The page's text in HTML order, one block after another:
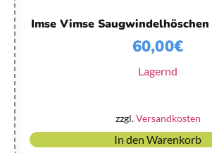
Imse Vimse
60,00€
Lagernd
zzgl.Versandkosten
In den Warenkorb